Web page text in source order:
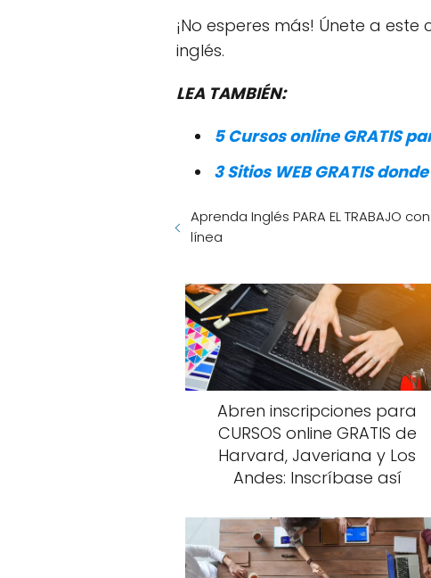
¡No esperes más! Únete a
inglés.
LEA TAMBIÉN:
5 Cursos online GRATIS
3 Sitios WEB GRATIS
Aprenda Inglés PARA EL TRABAJO
línea
Abren inscripciones para
CURSOS online GRATIS de
Harvard, Javeriana y Los
Andes: Inscríbase así